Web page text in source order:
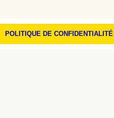
POLITIQUE DE CONFIDENTIALITÉ